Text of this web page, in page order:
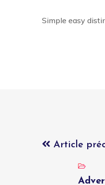
Simple easy
Article